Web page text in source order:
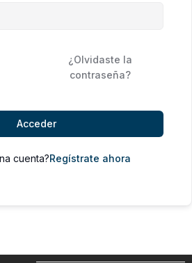
¿Olvidaste la
contraseña?
Acceder
cuenta?Regístrate ahora